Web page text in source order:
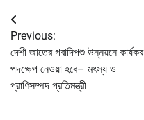
Post
navigation
Previous:
দেশী জাতের গবাদিপশু উন্নয়নে কার্যকর
পদক্ষেপ নেওয়া হবে– মৎস্য ও
প্রাণিসম্পদ প্রতিমন্ত্রী